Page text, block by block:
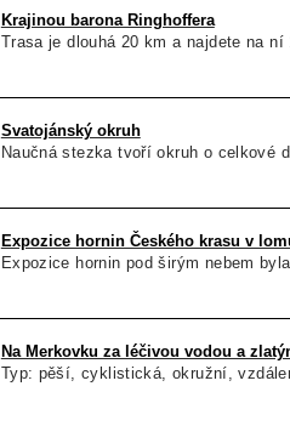
Krajinou barona Ringhoffera
Trasa je dlouhá 20 km a najdete na ní
Svatojánský okruh
Naučná stezka tvoří okruh o celkové
Expozice hornin Českého krasu v
Expozice hornin pod širým nebem
Na Merkovku za léčivou vodou a
Typ: pěší, cyklistická, okružní,